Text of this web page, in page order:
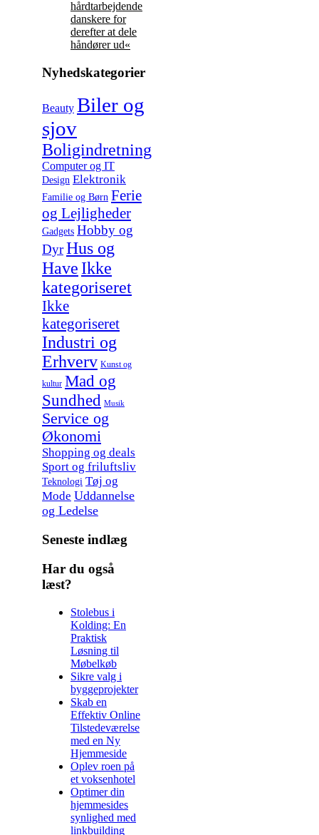
hårdtarbejdende
danskere for
derefter at dele
håndører ud«
Nyhedskategorier
Beauty Biler og
sjov
Boligindretning
Computer og IT
Design Elektronik
Familie og Børn Ferie
og Lejligheder
Gadgets Hobby og
DyrHus og
Have Ikke
kategoriseret
Ikke
kategoriseret
Industri og
Erhverv Kunst og
kultur Mad og
Sundhed Musik
Service og
Økonomi
Shopping og deals
Sport og friluftsliv
Teknologi Tøj og
Mode Uddannelse
og Ledelse
Seneste indlæg
Har du også
læst?
Stolebus i
Kolding: En
Praktisk
Løsning til
Møbelkøb
Sikre valg i
byggeprojekter
Skab en
Effektiv Online
Tilstedeværelse
med en Ny
Hjemmeside
Oplev roen på
et voksenhotel
Optimer din
hjemmesides
synlighed med
linkbuilding